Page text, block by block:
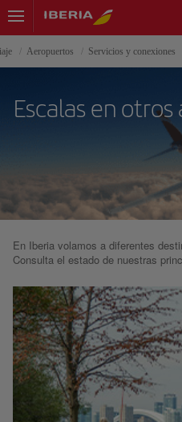
Aeropuertos Servicios y conexiones
Escalas en
En Iberia volamos a diferentes
Consulta el estado de nuestras